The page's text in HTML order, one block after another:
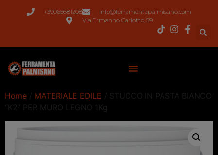
+39065681208
info@ferramentapalmisano.com
Via Ermanno Carlotto, 59
Home / MATERIALE EDILE / STUCCO IN PASTA BIANCO
“K2” PER MURO LEGNO 1Kg